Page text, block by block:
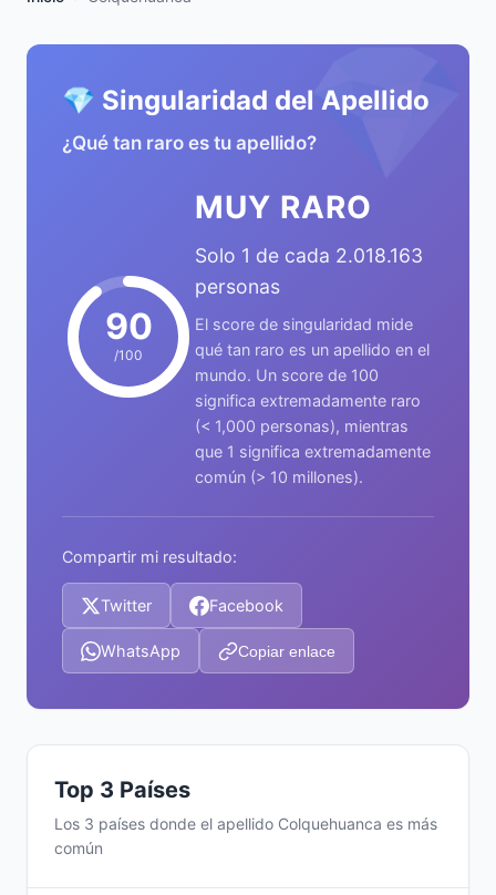
💎
💎 Singularidad del Apellido
¿Qué tan raro es tu apellido?
90
/100
MUY RARO
Solo 1 de cada 2.018.163
personas
El score de singularidad mide
qué tan raro es un apellido en el
mundo. Un score de 100
significa extremadamente raro
(< 1,000 personas), mientras
que 1 significa extremadamente
común (> 10 millones).
Compartir mi resultado:
Twitter Facebook
WhatsApp Copiar enlace
Top 3 Países
Los 3 países donde el apellido Colquehuanca es más
común